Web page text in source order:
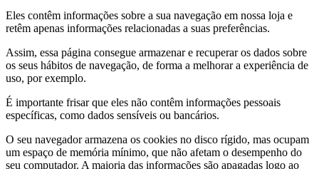
Eles contêm informações sobre a sua navegação em nossa loja e
retêm apenas informações relacionadas a suas preferências.
Assim, essa página consegue armazenar e recuperar os dados sobre
os seus hábitos de navegação, de forma a melhorar a experiência de
uso, por exemplo.
É importante frisar que eles não contêm informações pessoais
específicas, como dados sensíveis ou bancários.
O seu navegador armazena os cookies no disco rígido, mas ocupam
um espaço de memória mínimo, que não afetam o desempenho do
seu computador. A maioria das informações são apagadas logo ao